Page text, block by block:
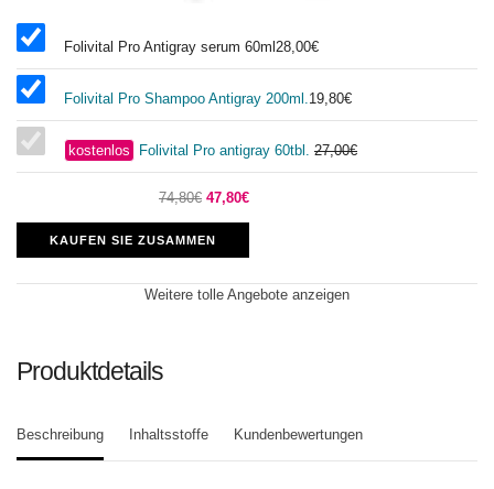
Folivital Pro Antigray serum 60ml28,00€
Folivital Pro Shampoo Antigray 200ml. 19,80€
kostenlos Folivital Pro antigray 60tbl. 27,00€
74,80€ 47,80€
KAUFEN SIE ZUSAMMEN
Weitere tolle Angebote anzeigen
Produktdetails
Beschreibung Inhaltsstoffe Kundenbewertungen